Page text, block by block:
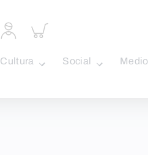
Acceder
a
personal
Inspeccionar
carrito
Cultura Social